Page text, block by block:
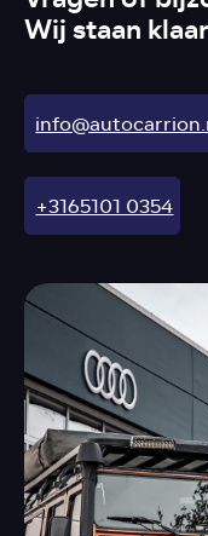
Wij staan
+3165101 0354